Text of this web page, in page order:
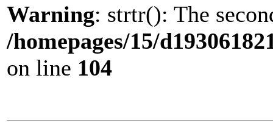
Warning: strtr(): The
/homepages/15/
on line 104